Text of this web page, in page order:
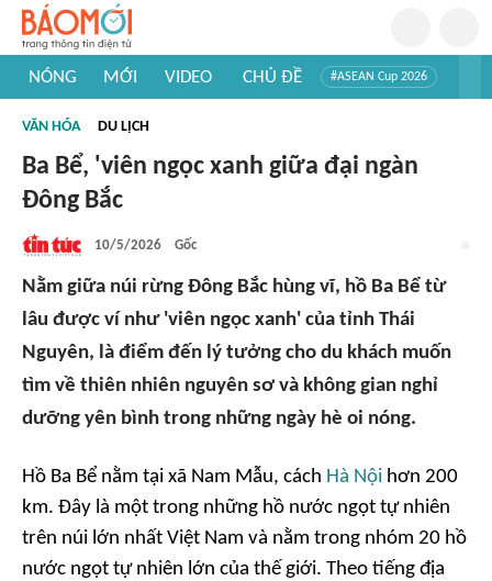
NÓNG MỚI VIDEO CHỦ ĐỀ #ASEAN Cup 2026
#Khám phá thế giới
VĂN HÓA DU LỊCH
Ba Bể, 'viên ngọc xanh giữa đại ngàn
Đông Bắc
10/5/2026 Gốc
Nằm giữa núi rừng Đông Bắc hùng vĩ, hồ Ba Bể từ
lâu được ví như 'viên ngọc xanh' của tỉnh Thái
Nguyên, là điểm đến lý tưởng cho du khách muốn
tìm về thiên nhiên nguyên sơ và không gian nghỉ
dưỡng yên bình trong những ngày hè oi nóng.
Hồ Ba Bể nằm tại xã Nam Mẫu, cách Hà Nội hơn 200
km. Đây là một trong những hồ nước ngọt tự nhiên
trên núi lớn nhất Việt Nam và nằm trong nhóm 20 hồ
nước ngọt tự nhiên lớn của thế giới. Theo tiếng địa